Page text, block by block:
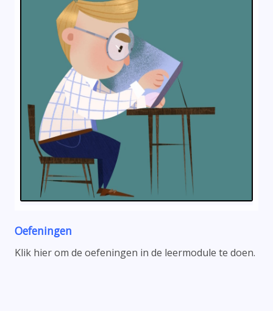
Oefeningen
Klik hier om de oefeningen in de leermodule te doen.